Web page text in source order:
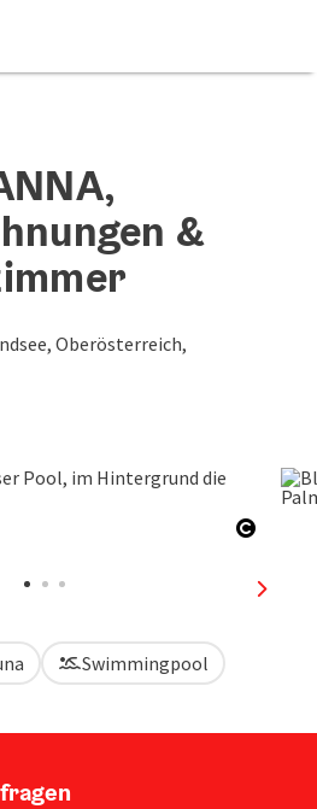
&
Oberösterreich,
Swimmingpool